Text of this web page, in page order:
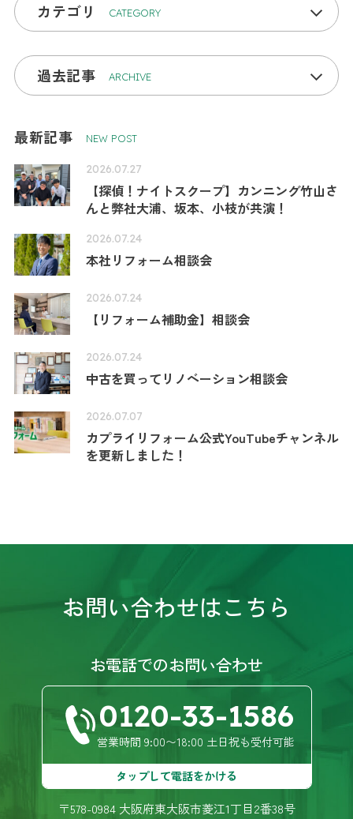
カテゴリ CATEGORY
過去記事 ARCHIVE
最新記事 NEW POST
2026.07.27
【探偵！ナイトスクープ】カンニング竹山さ
んと弊社大浦、坂本、小枝が共演！
2026.07.24
本社リフォーム相談会
2026.07.24
【リフォーム補助金】相談会
2026.07.24
中古を買ってリノベーション相談会
2026.07.07
カプライリフォーム公式YouTubeチャンネル
を更新しました！
お問い合わせはこちら
お電話でのお問い合わせ
0120-33-1586
営業時間 9:00〜18:00 土日祝も受付可能
タップして電話をかける
〒578-0984 大阪府東大阪市菱江1丁目2番38号